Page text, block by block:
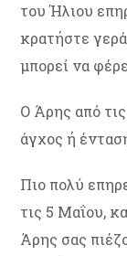
του Ήλιου
κρατήστε
μπορεί να
Ο Άρης από
άγχος ή
Πιο πολύ
τις 5 Μαΐου,
Άρης σας